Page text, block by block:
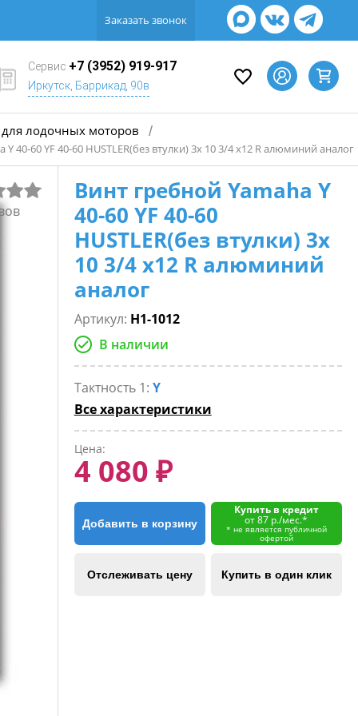
Заказать звонок
Сервис +7 (3952) 919-917
Иркутск, Баррикад, 90в
лодочных моторов /
Y 40-60 YF 40-60 HUSTLER(без втулки) 3х 10 3/4 х12 R алюминий аналог
Винт гребной Yamaha Y
40-60 YF 40-60
HUSTLER(без втулки) 3х
10 3/4 х12 R алюминий
аналог
Артикул: H1-1012
В наличии
Тактность 1: Y
Все характеристики
Цена:
4 080 ₽
Добавить в корзину
Купить в кредит
от 87 р./мес.*
* не является публичной
офертой
Отслеживать цену Купить в один клик